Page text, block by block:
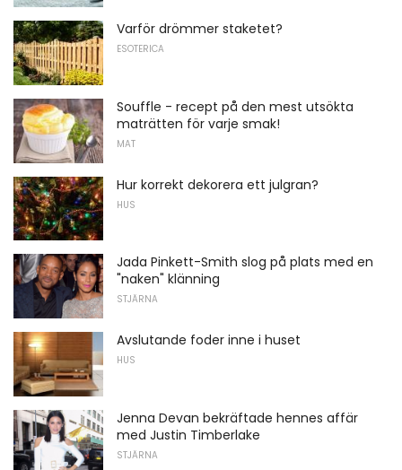
Varför drömmer staketet?
ESOTERICA
Souffle - recept på den mest utsökta
maträtten för varje smak!
MAT
Hur korrekt dekorera ett julgran?
HUS
Jada Pinkett-Smith slog på plats med en
"naken" klänning
STJÄRNA
Avslutande foder inne i huset
HUS
Jenna Devan bekräftade hennes affär
med Justin Timberlake
STJÄRNA